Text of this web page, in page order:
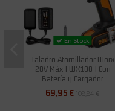
En Stock
Taladro Atornillador Worx
20V Máx | WX100 | Con
Batería y Cargador
69,95 €108,84 €